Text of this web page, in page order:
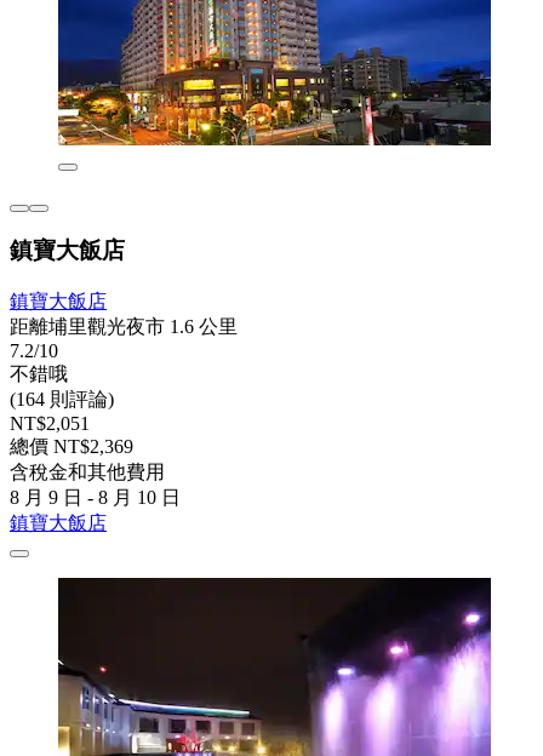
鎮寶大飯店
鎮寶大飯店
距離埔里觀光夜市 1.6 公里
7.2/10
不錯哦
(164 則評論)
NT$2,051
總價 NT$2,369
含稅金和其他費用
8 月 9 日 - 8 月 10 日
鎮寶大飯店